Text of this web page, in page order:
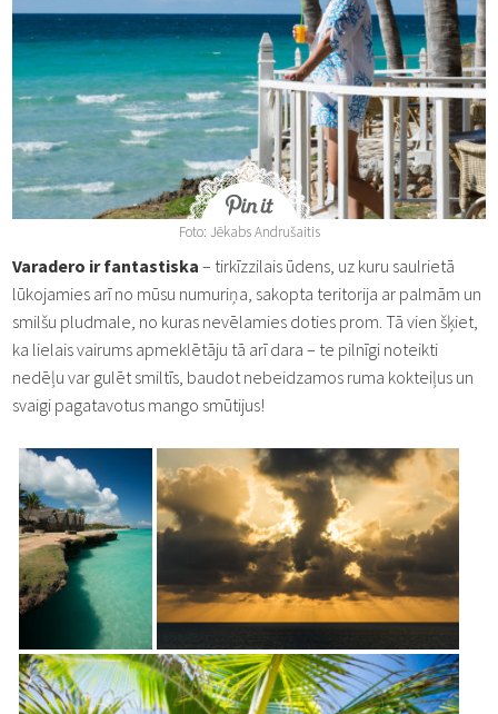
Foto: Jēkabs Andrušaitis
Varadero ir fantastiska – tirkīzzilais ūdens, uz kuru saulrietā
lūkojamies arī no mūsu numuriņa, sakopta teritorija ar palmām un
smilšu pludmale, no kuras nevēlamies doties prom. Tā vien šķiet,
ka lielais vairums apmeklētāju tā arī dara – te pilnīgi noteikti
nedēļu var gulēt smiltīs, baudot nebeidzamos ruma kokteiļus un
svaigi pagatavotus mango smūtijus!